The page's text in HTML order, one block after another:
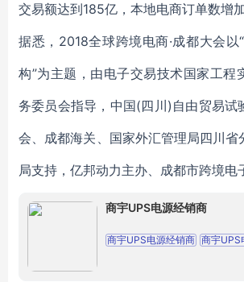
交易额达到185亿，本地电商订单数增加
据悉，2018全球跨境电商·成都大会
构”为主题，由电子交易技术国家工程
务委员会指导，中国(四川)自由贸易试
会、成都海关、国家外汇管理局四川省
局支持，亿邦动力主办、成都市跨境电
商宇UPS电源经销商
商宇UPS电源经销商 商宇UPS